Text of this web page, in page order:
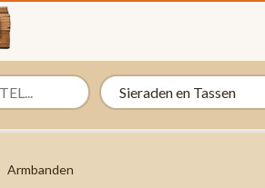
Armbanden